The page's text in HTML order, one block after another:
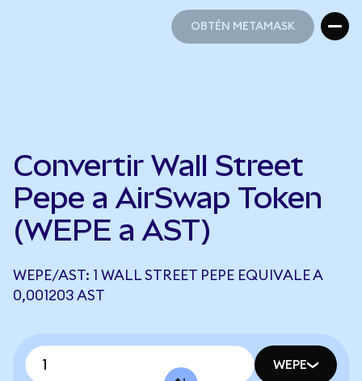
OBTÉN METAMASK
Convertir Wall Street
Pepe a AirSwap Token
(WEPE a AST)
WEPE/AST: 1 WALL STREET PEPE EQUIVALE A
0,001203 AST
WEPE